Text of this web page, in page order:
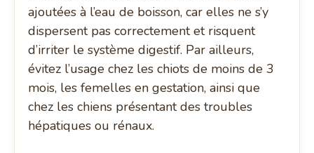
ajoutées à l’eau de boisson, car elles ne s’y
dispersent pas correctement et risquent
d’irriter le système digestif. Par ailleurs,
évitez l’usage chez les chiots de moins de 3
mois, les femelles en gestation, ainsi que
chez les chiens présentant des troubles
hépatiques ou rénaux.